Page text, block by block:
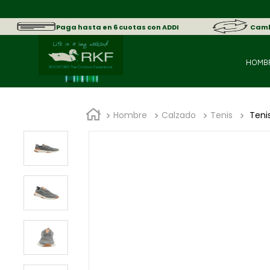
Paga hasta en 6 cuotas con ADDI
Hombre Calzado Tenis